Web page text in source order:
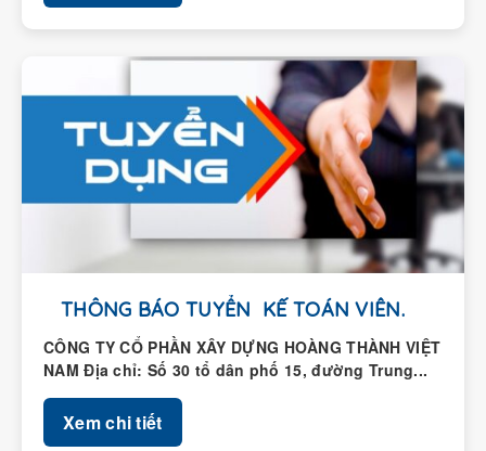
THÔNG BÁO TUYỂN KẾ TOÁN VIÊN.
CÔNG TY CỔ PHẦN XÂY DỰNG HOÀNG THÀNH VIỆT
NAM Địa chỉ: Số 30 tổ dân phố 15, đường Trung...
Xem chi tiết